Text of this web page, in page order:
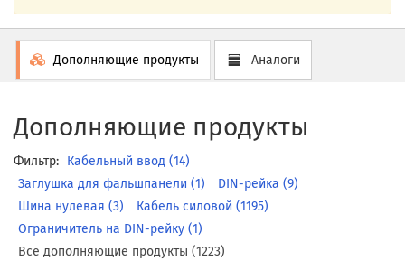
Дополняющие продукты Аналоги
Дополняющие продукты
Фильтр: Кабельный ввод (14)
Заглушка для фальшпанели (1)
DIN-рейка (9)
Шина нулевая (3)
Кабель силовой (1195)
Ограничитель на DIN-рейку (1)
Все дополняющие продукты (1223)